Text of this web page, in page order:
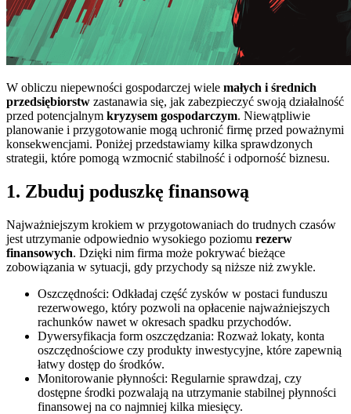
W obliczu niepewności gospodarczej wiele małych i średnich
przedsiębiorstw zastanawia się, jak zabezpieczyć swoją działalność
przed potencjalnym kryzysem gospodarczym. Niewątpliwie
planowanie i przygotowanie mogą uchronić firmę przed poważnymi
konsekwencjami. Poniżej przedstawiamy kilka sprawdzonych
strategii, które pomogą wzmocnić stabilność i odporność biznesu.
1. Zbuduj poduszkę finansową
Najważniejszym krokiem w przygotowaniach do trudnych czasów
jest utrzymanie odpowiednio wysokiego poziomu rezerw
finansowych. Dzięki nim firma może pokrywać bieżące
zobowiązania w sytuacji, gdy przychody są niższe niż zwykle.
Oszczędności: Odkładaj część zysków w postaci funduszu
rezerwowego, który pozwoli na opłacenie najważniejszych
rachunków nawet w okresach spadku przychodów.
Dywersyfikacja form oszczędzania: Rozważ lokaty, konta
oszczędnościowe czy produkty inwestycyjne, które zapewnią
łatwy dostęp do środków.
Monitorowanie płynności: Regularnie sprawdzaj, czy
dostępne środki pozwalają na utrzymanie stabilnej płynności
finansowej na co najmniej kilka miesięcy.